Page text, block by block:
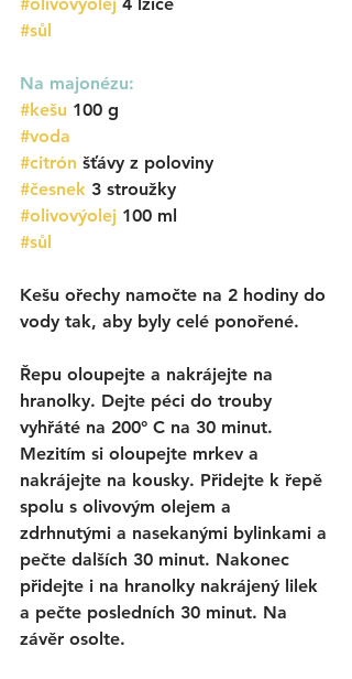
#sůl
Na majonézu:
#kešu 100 g
#voda
#citrón šťávy z poloviny
#česnek 3 stroužky
#olivovýolej 100 ml
#sůl
Kešu ořechy namočte na 2 hodiny do
vody tak, aby byly celé ponořené.
Řepu oloupejte a nakrájejte na
hranolky. Dejte péci do trouby
vyhřáté na 200° C na 30 minut.
Mezitím si oloupejte mrkev a
nakrájejte na kousky. Přidejte k řepě
spolu s olivovým olejem a
zdrhnutými a nasekanými bylinkami a
pečte dalších 30 minut. Nakonec
přidejte i na hranolky nakrájený lilek
a pečte posledních 30 minut. Na
závěr osolte.